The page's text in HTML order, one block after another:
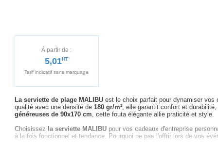
À partir de :
5,01HT
Tarif indicatif sans marquage
La serviette de plage MALIBU est le choix parfait pour dynamiser vos
qualité avec une densité de 180 gr/m² , elle garantit confort et
généreuses de 90x170 cm , cette fouta élégante allie praticité et style.
Choisissez la serviette MALIBU pour vos cadeaux d'entreprise
à la fois fonctionnel et tendance. Pourquoi ne pas l'offrir lors de vos